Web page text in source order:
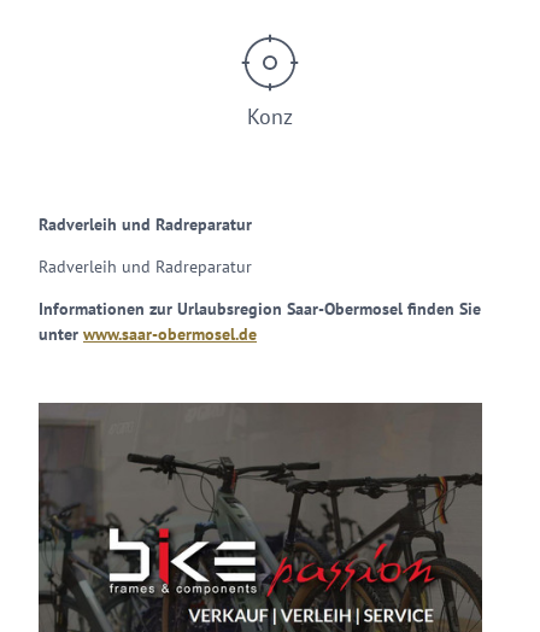
Konz
Radverleih und Radreparatur
Radverleih und Radreparatur
Informationen zur Urlaubsregion Saar-Obermosel finden Sie
unter www.saar-obermosel.de